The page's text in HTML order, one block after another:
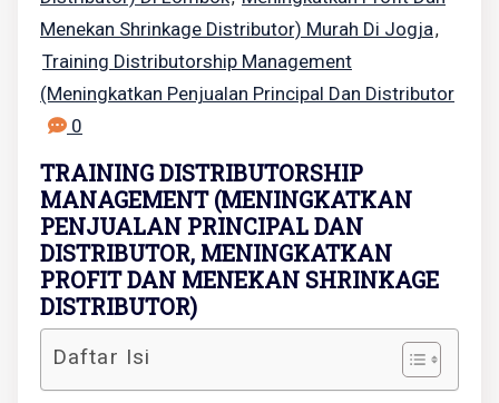
Menekan Shrinkage Distributor) Murah Di Jogja,
Training Distributorship Management
(Meningkatkan Penjualan Principal Dan Distributor
0
TRAINING DISTRIBUTORSHIP
MANAGEMENT (MENINGKATKAN
PENJUALAN PRINCIPAL DAN
DISTRIBUTOR, MENINGKATKAN
PROFIT DAN MENEKAN SHRINKAGE
DISTRIBUTOR)
Daftar Isi